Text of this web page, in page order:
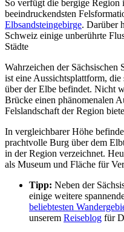
So verfügt die bergige Region
beeindruckendsten
Elbsandsteingebirge. Darüber
Schweiz einige unberührte
Städte
Wahrzeichen der Sächsischen
ist eine Aussichtsplattform,
über der Elbe befindet. Nicht
Brücke einen phänomenalen
Felslandschaft der Region
In vergleichbarer Höhe
prachtvolle Burg über dem
in der Region verzeichnet.
als Museum und Fläche für
Tipp: Neben der
einige weitere
beliebtesten
unserem Reiseblog für